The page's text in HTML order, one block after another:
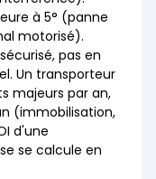
à 5° (panne
motorisé).
pas en
Un transporteur
majeurs par an,
(immobilisation,
d'une
se calcule en